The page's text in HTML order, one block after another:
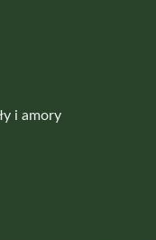
i amory